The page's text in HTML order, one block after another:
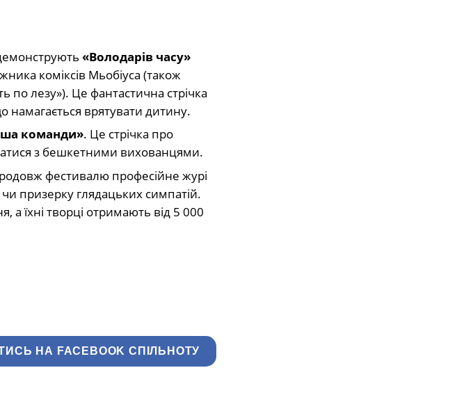
«Володарів часу»
коміксів Мьобіуса (також
по лезу»). Це фантастична стрічка
намагається врятувати дитину.
команди». Це стрічка про
з бешкетними вихованцями.
фестивалю професійне журі
призерку глядацьких симпатій.
а їхні творці отримають від 5 000
НА FACEBOOK СПІЛЬНОТУ